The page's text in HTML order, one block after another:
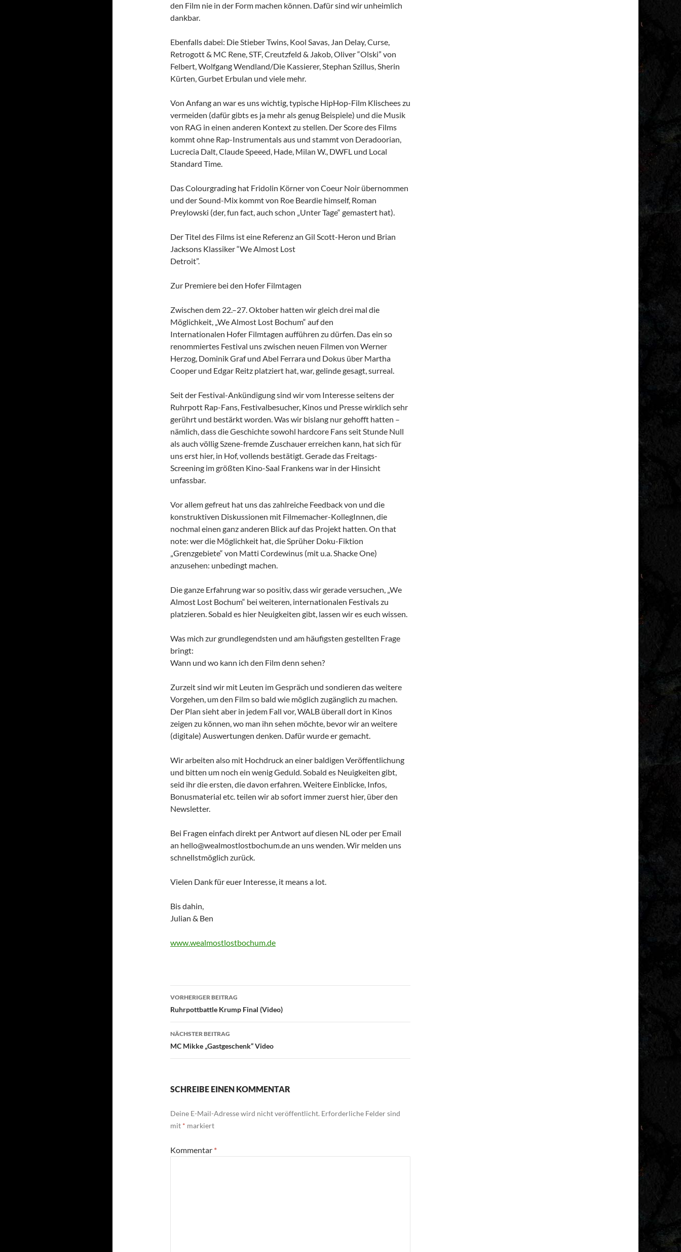
den Film nie in der Form machen können. Dafür sind wir unheimlich
dankbar.
Ebenfalls dabei: Die Stieber Twins, Kool Savas, Jan Delay, Curse,
Retrogott & MC Rene, STF, Creutzfeld & Jakob, Oliver “Olski” von
Felbert, Wolfgang Wendland/Die Kassierer, Stephan Szillus, Sherin
Kürten, Gurbet Erbulan und viele mehr.
Von Anfang an war es uns wichtig, typische HipHop-Film Klischees zu
vermeiden (dafür gibts es ja mehr als genug Beispiele) und die Musik
von RAG in einen anderen Kontext zu stellen. Der Score des Films
kommt ohne Rap-Instrumentals aus und stammt von Deradoorian,
Lucrecia Dalt, Claude Speeed, Hade, Milan W., DWFL und Local
Standard Time.
Das Colourgrading hat Fridolin Körner von Coeur Noir übernommen
und der Sound-Mix kommt von Roe Beardie himself, Roman
Preylowski (der, fun fact, auch schon „Unter Tage“ gemastert hat).
Der Titel des Films ist eine Referenz an Gil Scott-Heron und Brian
Jacksons Klassiker “We Almost Lost
Detroit”.
Zur Premiere bei den Hofer Filmtagen
Zwischen dem 22.–27. Oktober hatten wir gleich drei mal die
Möglichkeit, „We Almost Lost Bochum“ auf den
Internationalen Hofer Filmtagen aufführen zu dürfen. Das ein so
renommiertes Festival uns zwischen neuen Filmen von Werner
Herzog, Dominik Graf und Abel Ferrara und Dokus über Martha
Cooper und Edgar Reitz platziert hat, war, gelinde gesagt, surreal.
Seit der Festival-Ankündigung sind wir vom Interesse seitens der
Ruhrpott Rap-Fans, Festivalbesucher, Kinos und Presse wirklich sehr
gerührt und bestärkt worden. Was wir bislang nur gehofft hatten –
nämlich, dass die Geschichte sowohl hardcore Fans seit Stunde Null
als auch völlig Szene-fremde Zuschauer erreichen kann, hat sich für
uns erst hier, in Hof, vollends bestätigt. Gerade das Freitags-
Screening im größten Kino-Saal Frankens war in der Hinsicht
unfassbar.
Vor allem gefreut hat uns das zahlreiche Feedback von und die
konstruktiven Diskussionen mit Filmemacher-KollegInnen, die
nochmal einen ganz anderen Blick auf das Projekt hatten. On that
note: wer die Möglichkeit hat, die Sprüher Doku-Fiktion
„Grenzgebiete“ von Matti Cordewinus (mit u.a. Shacke One)
anzusehen: unbedingt machen.
Die ganze Erfahrung war so positiv, dass wir gerade versuchen, „We
Almost Lost Bochum“ bei weiteren, internationalen Festivals zu
platzieren. Sobald es hier Neuigkeiten gibt, lassen wir es euch wissen.
Was mich zur grundlegendsten und am häufigsten gestellten Frage
bringt:
Wann und wo kann ich den Film denn sehen?
Zurzeit sind wir mit Leuten im Gespräch und sondieren das weitere
Vorgehen, um den Film so bald wie möglich zugänglich zu machen.
Der Plan sieht aber in jedem Fall vor, WALB überall dort in Kinos
zeigen zu können, wo man ihn sehen möchte, bevor wir an weitere
(digitale) Auswertungen denken. Dafür wurde er gemacht.
Wir arbeiten also mit Hochdruck an einer baldigen Veröffentlichung
und bitten um noch ein wenig Geduld. Sobald es Neuigkeiten gibt,
seid ihr die ersten, die davon erfahren. Weitere Einblicke, Infos,
Bonusmaterial etc. teilen wir ab sofort immer zuerst hier, über den
Newsletter.
Bei Fragen einfach direkt per Antwort auf diesen NL oder per Email
an hello@wealmostlostbochum.de an uns wenden. Wir melden uns
schnellstmöglich zurück.
Vielen Dank für euer Interesse, it means a lot.
Bis dahin,
Julian & Ben
www.wealmostlostbochum.de
Beitragsnavigation
VORHERIGER BEITRAG
Ruhrpottbattle Krump Final (Video)
NÄCHSTER BEITRAG
MC Mikke „Gastgeschenk“ Video
SCHREIBE EINEN KOMMENTAR
Deine E-Mail-Adresse wird nicht veröffentlicht. Erforderliche Felder sind
mit * markiert
Kommentar *